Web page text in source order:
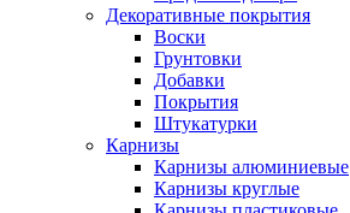
Декоративные покрытия
Воски
Грунтовки
Добавки
Покрытия
Штукатурки
Карнизы
Карнизы алюминиевые
Карнизы круглые